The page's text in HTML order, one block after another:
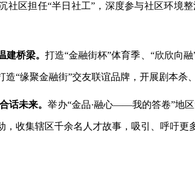
社区担任“半日社工”，深度参与社区环境
建桥梁。 打造“金融街杯”体育季、“欣欣向
“缘聚金融街”交友联谊品牌，开展剧本杀
话未来。举办“金品·融心——我的答卷”地区
收集辖区千余名人才故事，吸引、呼吁更